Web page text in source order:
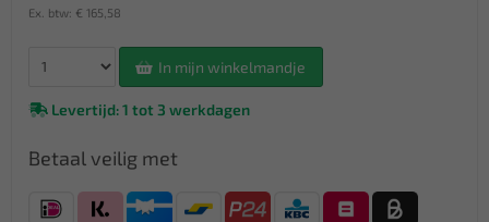
Ex. btw: € 165,58
In mijn winkelmandje
Levertijd: 1 tot 3 werkdagen
Betaal veilig met